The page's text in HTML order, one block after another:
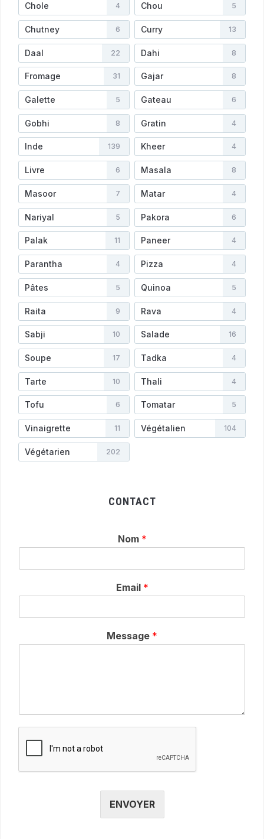
Chole 4 Chou 5
Chutney 6 Curry 13
Daal 22 Dahi 8
Fromage 31 Gajar 8
Galette 5 Gateau 6
Gobhi 8 Gratin 4
Inde 139 Kheer 4
Livre 6 Masala 8
Masoor 7 Matar 4
Nariyal 5 Pakora 6
Palak 11 Paneer 4
Parantha 4 Pizza 4
Pâtes 5 Quinoa 5
Raita 9 Rava 4
Sabji 10 Salade 16
Soupe 17 Tadka 4
Tarte 10 Thali 4
Tofu 6 Tomatar 5
Vinaigrette 11 Végétalien 104
Végétarien 202
CONTACT
Nom *
Email *
Message *
ENVOYER